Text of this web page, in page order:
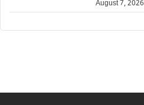
August 7, 2026